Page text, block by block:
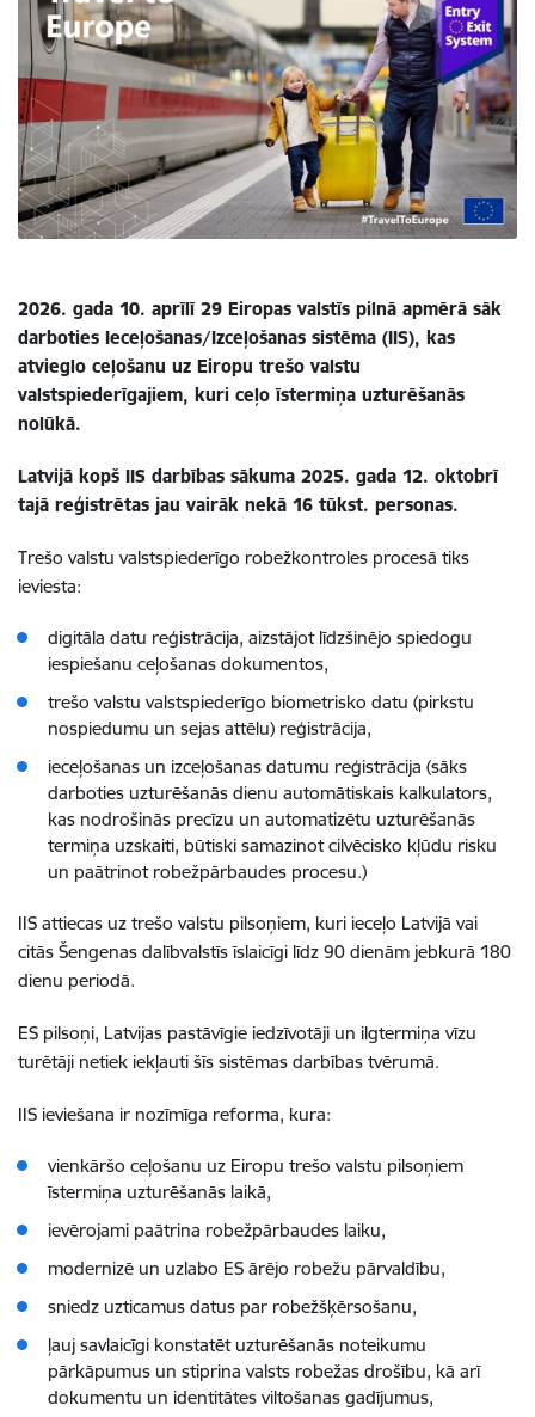
2026. gada 10. aprīlī 29 Eiropas valstīs pilnā apmērā sāk
darboties Ieceļošanas/Izceļošanas sistēma (IIS), kas
atvieglo ceļošanu uz Eiropu trešo valstu
valstspiederīgajiem, kuri ceļo īstermiņa uzturēšanās
nolūkā.
Latvijā kopš IIS darbības sākuma 2025. gada 12. oktobrī
tajā reģistrētas jau vairāk nekā 16 tūkst. personas.
Trešo valstu valstspiederīgo robežkontroles procesā tiks
ieviesta:
digitāla datu reģistrācija, aizstājot līdzšinējo spiedogu
iespiešanu ceļošanas dokumentos,
trešo valstu valstspiederīgo biometrisko datu (pirkstu
nospiedumu un sejas attēlu) reģistrācija,
ieceļošanas un izceļošanas datumu reģistrācija (sāks
darboties uzturēšanās dienu automātiskais kalkulators,
kas nodrošinās precīzu un automatizētu uzturēšanās
termiņa uzskaiti, būtiski samazinot cilvēcisko kļūdu risku
un paātrinot robežpārbaudes procesu.)
IIS attiecas uz trešo valstu pilsoņiem, kuri ieceļo Latvijā vai
citās Šengenas dalībvalstīs īslaicīgi līdz 90 dienām jebkurā 180
dienu periodā.
ES pilsoņi, Latvijas pastāvīgie iedzīvotāji un ilgtermiņa vīzu
turētāji netiek iekļauti šīs sistēmas darbības tvērumā.
IIS ieviešana ir nozīmīga reforma, kura:
vienkāršo ceļošanu uz Eiropu trešo valstu pilsoņiem
īstermiņa uzturēšanās laikā,
ievērojami paātrina robežpārbaudes laiku,
modernizē un uzlabo ES ārējo robežu pārvaldību,
sniedz uzticamus datus par robežšķērsošanu,
ļauj savlaicīgi konstatēt uzturēšanās noteikumu
pārkāpumus un stiprina valsts robežas drošību, kā arī
dokumentu un identitātes viltošanas gadījumus,